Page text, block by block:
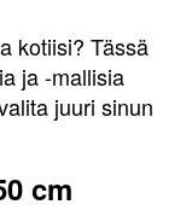
kotiisi? Tässä
ja -mallisia
juuri sinun
cm